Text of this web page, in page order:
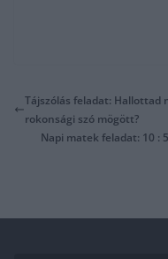
Tájszólás feladat: Hallottad
rokonsági szó mögött?
Napi matek feladat: 10 :